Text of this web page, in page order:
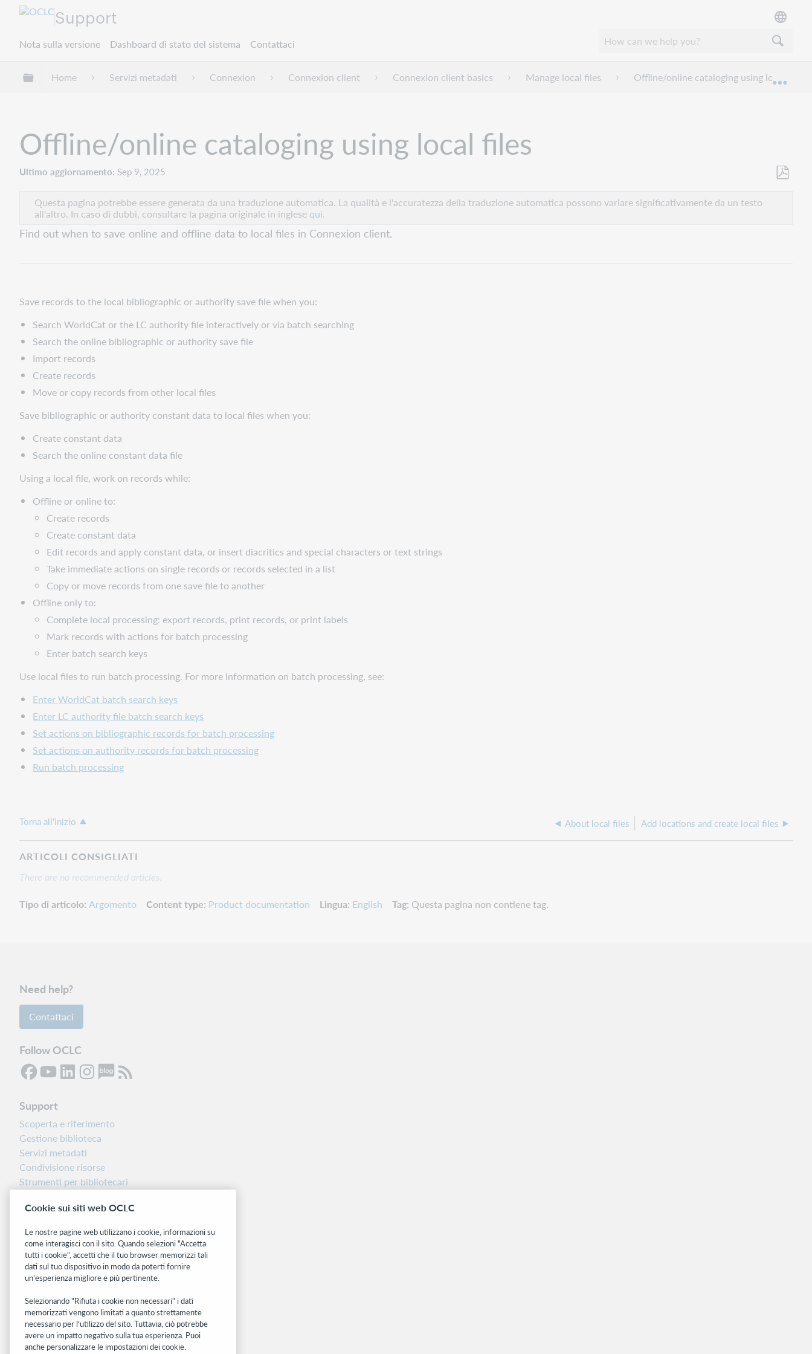
Support
Nota sulla versione Dashboard di stato del sistema Contattaci
Espandi/comprimi la gerarchia globale
Home Servizi metadati Connexion Connexion client Connexion client basics Manage local files Offline/online cataloging using local files
Offline/online cataloging using local files
Ultimo aggiornamento Sep 9, 2025
Questa pagina potrebbe essere generata da una traduzione automatica. La qualità e l'accuratezza della traduzione automatica possono variare significativamente da un testo
all'altro. In caso di dubbi, consultare la pagina originale in inglese qui.
Find out when to save online and offline data to local files in Connexion client.
Save records to the local bibliographic or authority save file when you:
Search WorldCat or the LC authority file interactively or via batch searching
Search the online bibliographic or authority save file
Import records
Create records
Move or copy records from other local files
Save bibliographic or authority constant data to local files when you:
Create constant data
Search the online constant data file
Using a local file, work on records while:
Offline or online to:
Create records
Create constant data
Edit records and apply constant data, or insert diacritics and special characters or text strings
Take immediate actions on single records or records selected in a list
Copy or move records from one save file to another
Offline only to:
Complete local processing: export records, print records, or print labels
Mark records with actions for batch processing
Enter batch search keys
Use local files to run batch processing. For more information on batch processing, see:
Enter WorldCat batch search keys
Enter LC authority file batch search keys
Set actions on bibliographic records for batch processing
Set actions on authority records for batch processing
Run batch processing
Torna all'inizio About local files Add locations and create local files
ARTICOLI CONSIGLIATI
There are no recommended articles.
Tipo di articolo Argomento Content type Product documentation Lingua English Tag Questa pagina non contiene tag.
Need help?
Contattaci
Follow OCLC
Support
Scoperta e riferimento
Gestione biblioteca
Servizi metadati
Condivisione risorse
Strumenti per bibliotecari
Dashboard di stato del sistema
Siti correlati
OCLC.org
BibFormats
Community
Ricerca
WebJunction
Rete sviluppatori
Cookie sui siti web OCLC
Le nostre pagine web utilizzano i cookie, informazioni su
come interagisci con il sito. Quando selezioni "Accetta
tutti i cookie", accetti che il tuo browser memorizzi tali
dati sul tuo dispositivo in modo da poterti fornire
un'esperienza migliore e più pertinente.
Selezionando "Rifiuta i cookie non necessari" i dati
memorizzati vengono limitati a quanto strettamente
necessario per l'utilizzo del sito. Tuttavia, ciò potrebbe
avere un impatto negativo sulla tua esperienza. Puoi
anche personalizzare le impostazioni dei cookie.